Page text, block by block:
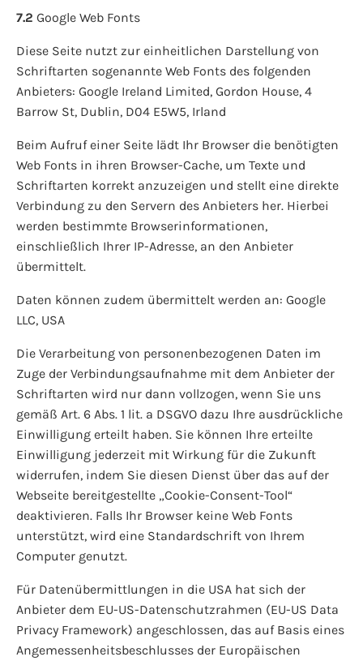
7.2 Google Web Fonts
Diese Seite nutzt zur einheitlichen Darstellung von
Schriftarten sogenannte Web Fonts des folgenden
Anbieters: Google Ireland Limited, Gordon House, 4
Barrow St, Dublin, D04 E5W5, Irland
Beim Aufruf einer Seite lädt Ihr Browser die benötigten
Web Fonts in ihren Browser-Cache, um Texte und
Schriftarten korrekt anzuzeigen und stellt eine direkte
Verbindung zu den Servern des Anbieters her. Hierbei
werden bestimmte Browserinformationen,
einschließlich Ihrer IP-Adresse, an den Anbieter
übermittelt.
Daten können zudem übermittelt werden an: Google
LLC, USA
Die Verarbeitung von personenbezogenen Daten im
Zuge der Verbindungsaufnahme mit dem Anbieter der
Schriftarten wird nur dann vollzogen, wenn Sie uns
gemäß Art. 6 Abs. 1 lit. a DSGVO dazu Ihre ausdrückliche
Einwilligung erteilt haben. Sie können Ihre erteilte
Einwilligung jederzeit mit Wirkung für die Zukunft
widerrufen, indem Sie diesen Dienst über das auf der
Webseite bereitgestellte „Cookie-Consent-Tool“
deaktivieren. Falls Ihr Browser keine Web Fonts
unterstützt, wird eine Standardschrift von Ihrem
Computer genutzt.
Für Datenübermittlungen in die USA hat sich der
Anbieter dem EU-US-Datenschutzrahmen (EU-US Data
Privacy Framework) angeschlossen, das auf Basis eines
Angemessenheitsbeschlusses der Europäischen